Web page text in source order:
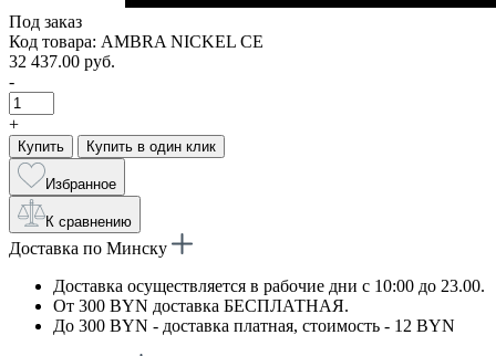
Под заказ
Код товара: AMBRA NICKEL CE
32 437.00 руб.
-
+
Купить Купить в один клик
Избранное
К сравнению
Доставка по Минску
Доставка осуществляется в рабочие дни с 10:00 до 23.00.
От 300 BYN доставка БЕСПЛАТНАЯ.
До 300 BYN - доставка платная, стоимость - 12 BYN